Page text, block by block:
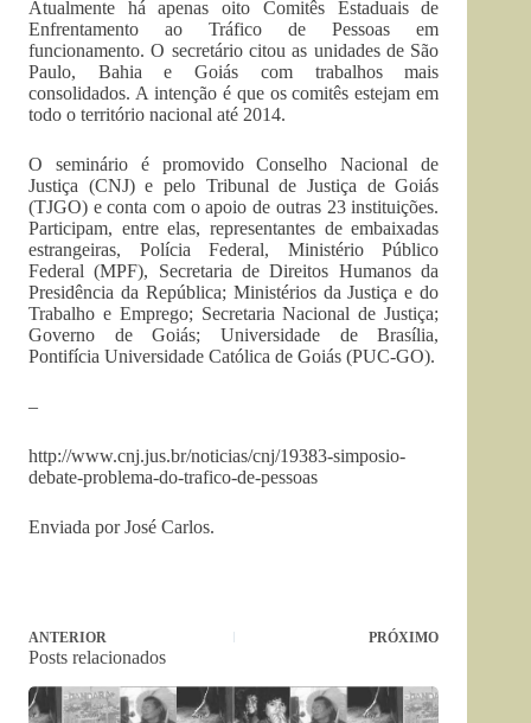
Atualmente há apenas oito Comitês Estaduais de
Enfrentamento ao Tráfico de Pessoas em
funcionamento. O secretário citou as unidades de São
Paulo, Bahia e Goiás com trabalhos mais
consolidados. A intenção é que os comitês estejam em
todo o território nacional até 2014.
O seminário é promovido Conselho Nacional de
Justiça (CNJ) e pelo Tribunal de Justiça de Goiás
(TJGO) e conta com o apoio de outras 23 instituições.
Participam, entre elas, representantes de embaixadas
estrangeiras, Polícia Federal, Ministério Público
Federal (MPF), Secretaria de Direitos Humanos da
Presidência da República; Ministérios da Justiça e do
Trabalho e Emprego; Secretaria Nacional de Justiça;
Governo de Goiás; Universidade de Brasília,
Pontifícia Universidade Católica de Goiás (PUC-GO).
–
http://www.cnj.jus.br/noticias/cnj/19383-simposio-
debate-problema-do-trafico-de-pessoas
Enviada por José Carlos.
ANTERIOR PRÓXIMO
Posts relacionados